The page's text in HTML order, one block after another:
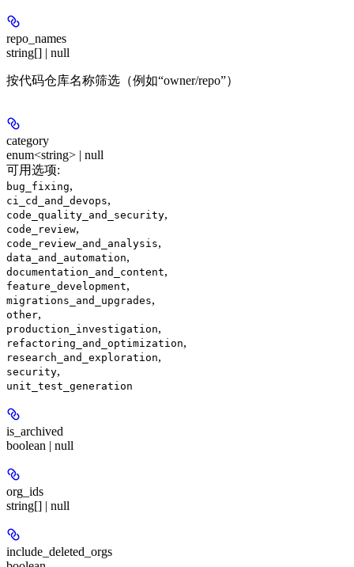
repo_names
string[] | null
按代码仓库名称筛选（例如“owner/repo”）
category
enum<string> | null
可用选项:
bug_fixing,
ci_cd_and_devops,
code_quality_and_security,
code_review,
code_review_and_analysis,
data_and_automation,
documentation_and_content,
feature_development,
migrations_and_upgrades,
other,
production_investigation,
refactoring_and_optimization,
research_and_exploration,
security,
unit_test_generation
is_archived
boolean | null
org_ids
string[] | null
include_deleted_orgs